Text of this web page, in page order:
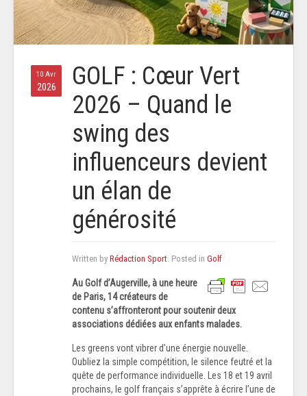
10 Avr
2026
GOLF : Cœur Vert
2026 – Quand le
swing des
influenceurs devient
un élan de
générosité
Written by Rédaction Sport . Posted in Golf
Au Golf d’Augerville, à une heure
de Paris, 14 créateurs de
contenu s’affronteront pour soutenir deux
associations dédiées aux enfants malades.
Les greens vont vibrer d’une énergie nouvelle.
Oubliez la simple compétition, le silence feutré et la
quête de performance individuelle. Les 18 et 19 avril
prochains, le golf français s’apprête à écrire l’une de